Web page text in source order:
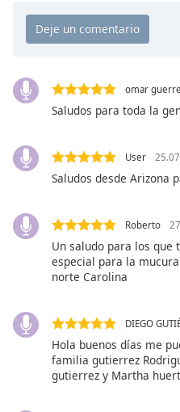
Chapters
descriptions
,
Subtitles
opens
subtitles
settings
dialog
off
selected
omar
Saludos para toda la
User
Saludos desde Arizona
Roberto
Un saludo para los que
especial para la
norte Carolina
DIEGO
Hola buenos días me
familia gutierrez
gutierrez y Martha